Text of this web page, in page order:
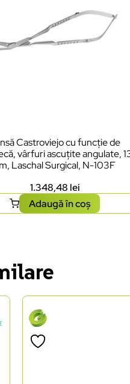
Castroviejo cu funcție de
vârfuri ascuțite angulate,
Laschal Surgical, N-103F
1.348,48 lei
Adaugă în coș